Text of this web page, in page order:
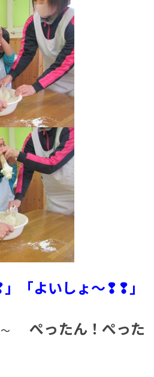
「よいしょ～❢❢」
て～ぺったん！ぺった